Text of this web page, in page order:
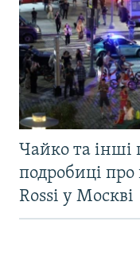
Чайко та інші
подробиці про
Rossi у Москві